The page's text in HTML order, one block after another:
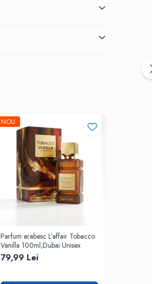
NOU
Parfum arabesc L’affair Tobacco
Vanilla 100ml,Dubai Unisex
79,99 Lei